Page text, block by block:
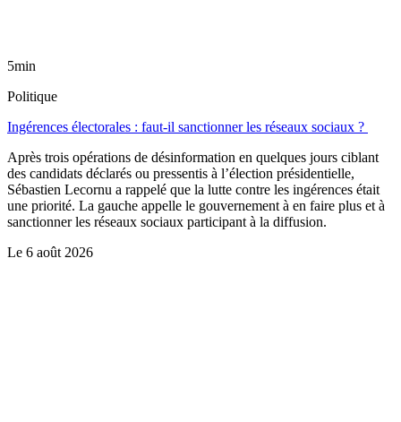
5min
Politique
Ingérences électorales : faut-il sanctionner les réseaux sociaux ?
Après trois opérations de désinformation en quelques jours ciblant
des candidats déclarés ou pressentis à l’élection présidentielle,
Sébastien Lecornu a rappelé que la lutte contre les ingérences était
une priorité. La gauche appelle le gouvernement à en faire plus et à
sanctionner les réseaux sociaux participant à la diffusion.
Le 6 août 2026